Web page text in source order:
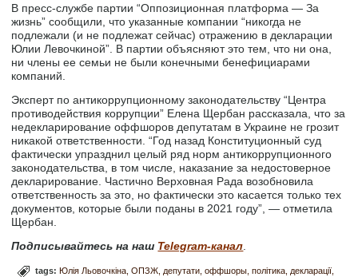
В пресс-службе партии “Оппозиционная платформа — За
жизнь” сообщили, что указанные компании “никогда не
подлежали (и не подлежат сейчас) отражению в декларации
Юлии Левочкиной”. В партии объясняют это тем, что ни она,
ни члены ее семьи не были конечными бенефициарами
компаний.
Эксперт по антикоррупционному законодательству “Центра
противодействия коррупции” Елена Щербан рассказала, что за
недекларирование оффшоров депутатам в Украине не грозит
никакой ответственности. “Год назад Конституционный суд
фактически упразднил целый ряд норм антикоррупционного
законодательства, в том числе, наказание за недостоверное
декларирование. Частично Верховная Рада возобновила
ответственность за это, но фактически это касается только тех
документов, которые были поданы в 2021 году”, — отметила
Щербан.
Подписывайтесь на наш Telegram-канал
tags:Юлія Льовочкіна ОПЗЖ депутати оффшоры політика декларації